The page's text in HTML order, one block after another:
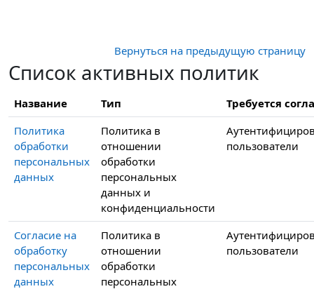
Вернуться на предыдущую страницу
Список активных политик
Название Тип
Требуется
Политика
обработки
персональных
данных
Политика в
отношении
обработки
персональных
данных и
конфиденциальности
пользователи
Согласие на
обработку
персональных
данных
Политика в
отношении
обработки
персональных
пользователи